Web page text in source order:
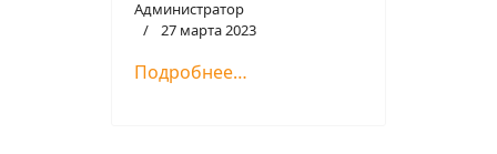
Администратор
27 марта 2023
Подробнее…